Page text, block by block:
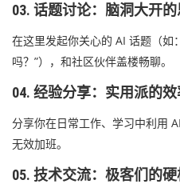
03. 话题讨论：脑洞大开的
在这里发起你关心的 AI 话题（如
吗？”），和社区伙伴盖楼畅聊。
04. 经验分享：实用派的效
分享你在日常工作、学习中利用
无效加班。
05. 技术交流：极客们的硬